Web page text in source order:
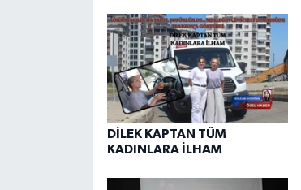
DİLEK KAPTAN TÜM
KADINLARA İLHAM